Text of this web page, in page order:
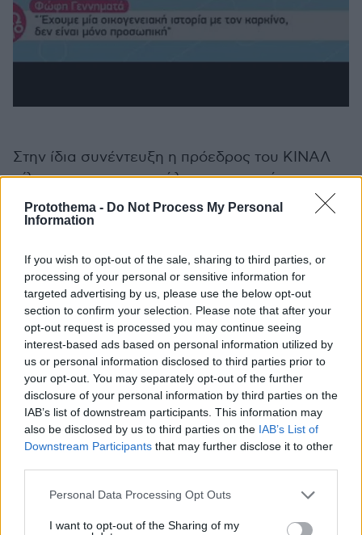
Protothema - Do Not Process My Personal
Information
If you wish to opt-out of the sale, sharing to third parties, or
processing of your personal or sensitive information for
targeted advertising by us, please use the below opt-out
section to confirm your selection. Please note that after your
opt-out request is processed you may continue seeing
interest-based ads based on personal information utilized by
us or personal information disclosed to third parties prior to
your opt-out. You may separately opt-out of the further
disclosure of your personal information by third parties on the
IAB’s list of downstream participants. This information may
also be disclosed by us to third parties on the IAB’s List of
Downstream Participants that may further disclose it to other
Please note that this website/app uses one or more Google
not limited to your visit or usage behaviour. You may click to
Personal Data Processing Opt Outs
I want to opt-out of the Sharing of my
Στην ίδια συνέντευξη η πρόεδρος του ΚΙΝΑΛ
μίλησε και για την απώλεια των γονιών της, οι
οποίοι έφυγαν από τη ζωή νικημένοι από τον
καρκίνο.«Η μητέρα μου αρρώστησε πρώτη,
καρκίνο, δεν σταμάτησε σχεδόν καθόλου να
κάνει θεραπείες, ήμασταν συνέχεια στα
νοσοκομεία και ενώ αντιμετωπίζαμε αυτό το
πρόβλημα με τη μητέρα μου, δυστυχώς στην
πορεία αρρώστησε και ο πατέρας μου.
Νομίζω ότι επηρεάστηκαν και οι δύο πάρα πολύ
μήνες και τους δύο. Μετά από αρκετά χρόνια,